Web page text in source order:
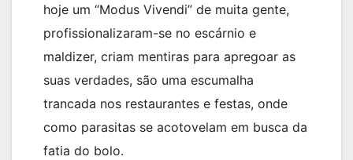
hoje um “Modus Vivendi” de muita gente,
profissionalizaram-se no escárnio e
maldizer, criam mentiras para apregoar as
suas verdades, são uma escumalha
trancada nos restaurantes e festas, onde
como parasitas se acotovelam em busca da
fatia do bolo.